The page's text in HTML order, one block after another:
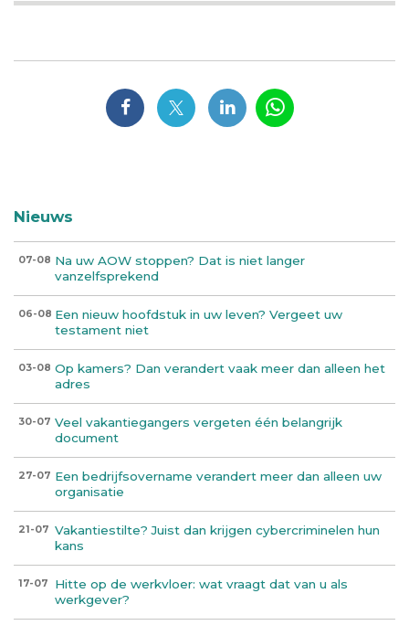
Nieuws
07-08 Na uw AOW stoppen? Dat is niet langer
vanzelfsprekend
06-08 Een nieuw hoofdstuk in uw leven? Vergeet uw
testament niet
03-08 Op kamers? Dan verandert vaak meer dan alleen het
adres
30-07 Veel vakantiegangers vergeten één belangrijk
document
27-07 Een bedrijfsovername verandert meer dan alleen uw
organisatie
21-07 Vakantiestilte? Juist dan krijgen cybercriminelen hun
kans
17-07
Hitte op de werkvloer: wat vraagt dat van u als
werkgever?